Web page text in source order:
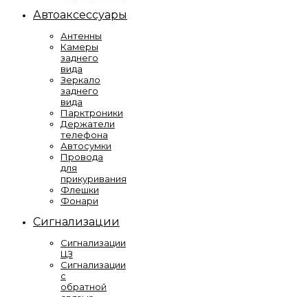
Автоаксессуары
Антенны
Камеры
заднего
вида
Зеркало
заднего
вида
Парктроники
Держатели
телефона
Автосумки
Провода
для
прикуривания
Флешки
Фонари
Сигнализации
Сигнализации
ЦЗ
Сигнализации
с
обратной